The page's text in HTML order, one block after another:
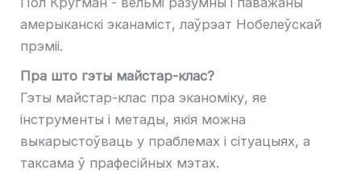
амерыканскі эканаміст, лаўрэат Нобелеўскай
прэміі.
Пра што гэты майстар-клас?
Гэты майстар-клас пра эканоміку, яе
інструменты і метады, якія можна
выкарыстоўваць у праблемах і сітуацыях, а
таксама ў прафесійных мэтах.